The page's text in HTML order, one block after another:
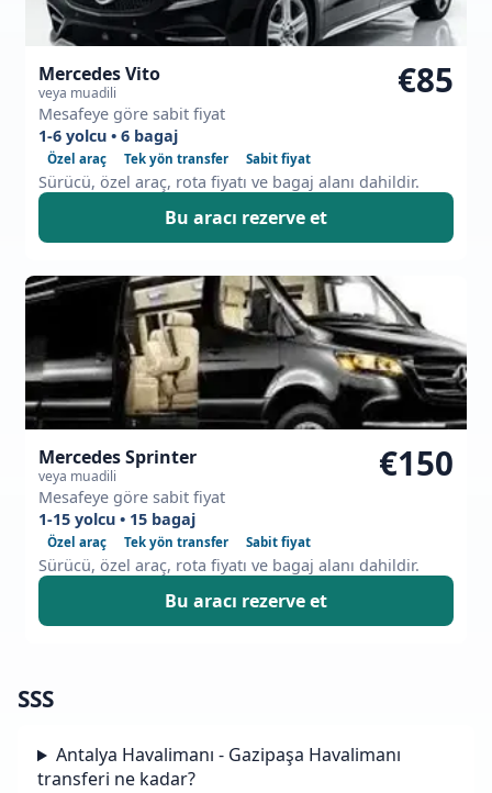
Mercedes Vito
veya muadili
Mesafeye göre sabit fiyat
€85
1-6 yolcu • 6 bagaj
Özel araç Tek yön transfer Sabit fiyat
Sürücü, özel araç, rota fiyatı ve bagaj alanı dahildir.
Bu aracı rezerve et
Mercedes Sprinter
veya muadili
Mesafeye göre sabit fiyat
€150
1-15 yolcu • 15 bagaj
Özel araç Tek yön transfer Sabit fiyat
Sürücü, özel araç, rota fiyatı ve bagaj alanı dahildir.
Bu aracı rezerve et
SSS
Antalya Havalimanı - Gazipaşa Havalimanı
transferi ne kadar?